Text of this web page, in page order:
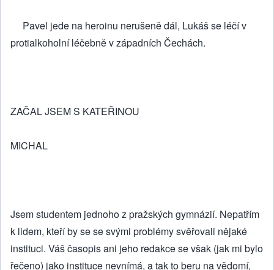
Pavel jede na heroinu nerušeně dál, Lukáš se léčí v
protialkoholní léčebně v západních Čechách.
ZAČAL JSEM S KATEŘINOU
MICHAL
Jsem studentem jednoho z pražských gymnázií. Nepatřím
k lidem, kteří by se se svými problémy svěřovali nějaké
instituci. Váš časopis ani jeho redakce se však (jak mi bylo
řečeno) jako instituce nevnímá, a tak to beru na vědomí,